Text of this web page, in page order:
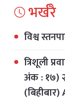
भर्खरै
विश्व
त्रिशूली
अंक : १७)